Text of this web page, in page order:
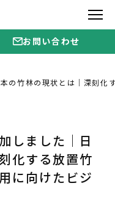
お問い合わせ
の竹林の現状とは｜深刻
しました｜日
化する放置竹
に向けたビジ